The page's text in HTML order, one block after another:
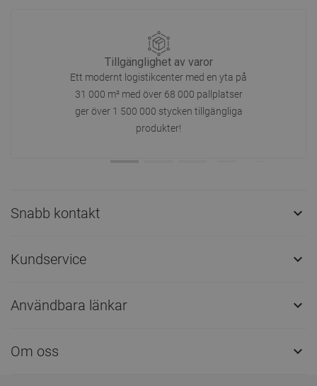
Tillgänglighet av varor
Ett modernt logistikcenter med en yta på
31 000 m² med över 68 000 pallplatser
ger över 1 500 000 stycken tillgängliga
produkter!
Snabb kontakt 
Kundservice 
Användbara länkar 
Om oss 